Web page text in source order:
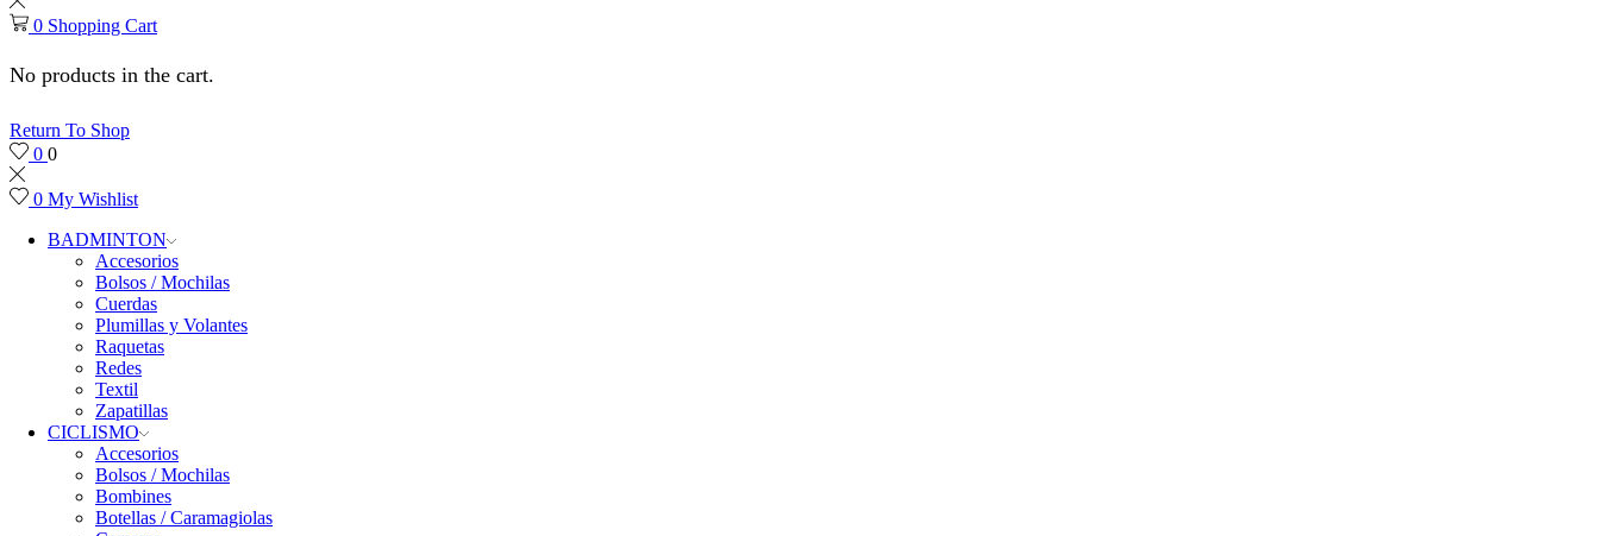
0 Shopping Cart
No products in the cart.
Return To Shop
0 0
0 My Wishlist
BADMINTON
Accesorios
Bolsos / Mochilas
Cuerdas
Plumillas y Volantes
Raquetas
Redes
Textil
Zapatillas
CICLISMO
Accesorios
Bolsos / Mochilas
Bombines
Botellas / Caramagiolas